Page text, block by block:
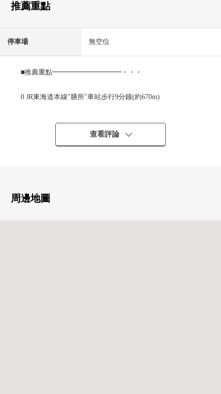
推薦重點
停車場 無空位
■推薦重點━━━━━━━━━━・・・
0 JR東海道本線"膳所"車站步行9分鐘(約670m)
0 約20.1張塌塌米寬敞的LDK
0 可飼養寵物(出自規章的限制有)
0 是購物便於的位置
■翻新履歷(2021年4月)
查看評論
周邊地圖